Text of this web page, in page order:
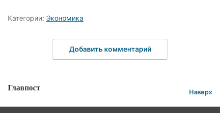
Категории: Экономика
Добавить комментарий
Главпост Наверх